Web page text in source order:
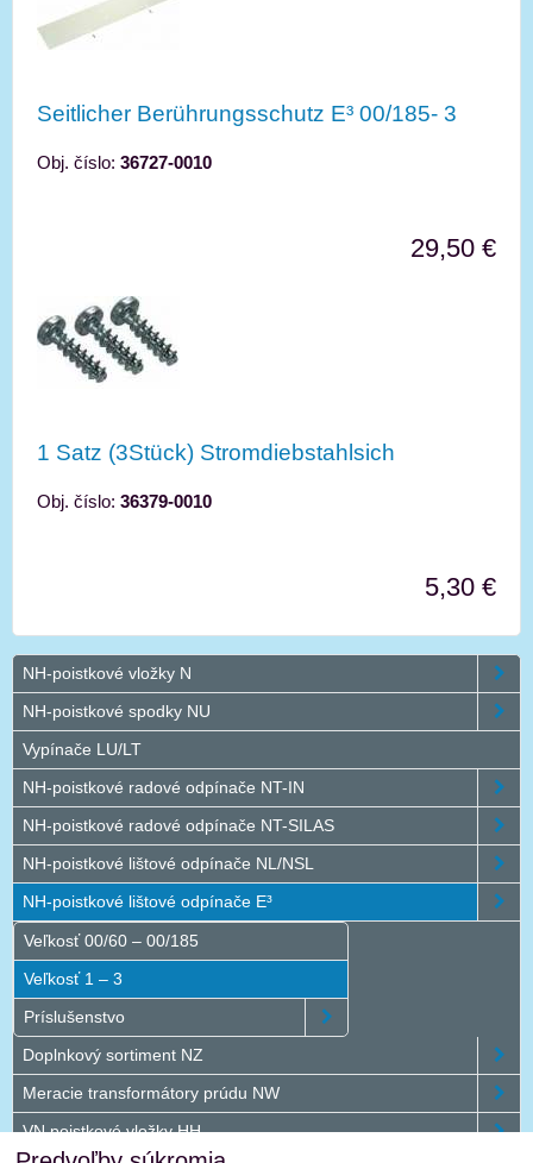
Seitlicher Berührungsschutz E³ 00/185- 3
Obj. číslo: 36727-0010
29,50 €
1 Satz (3Stück) Stromdiebstahlsich
Obj. číslo: 36379-0010
5,30 €
NH-poistkové vložky N
NH-poistkové spodky NU
Vypínače LU/LT
NH-poistkové radové odpínače NT-IN
NH-poistkové radové odpínače NT-SILAS
NH-poistkové lištové odpínače NL/NSL
NH-poistkové lištové odpínače E³
Veľkosť 00/60 – 00/185
Veľkosť 1 – 3
Príslušenstvo
Doplnkový sortiment NZ
Meracie transformátory prúdu NW
VN poistkové vložky HH